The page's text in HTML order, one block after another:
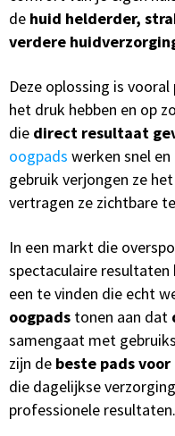
de huid helderder,
verdere
Deze oplossing is
het druk hebben en op
die direct resultaat
oogpads werken snel
gebruik verjongen ze
vertragen ze zichtbare
In een markt die
spectaculaire resultaten
een te vinden die echt
oogpads tonen aan dat
samengaat met
zijn de beste pads
die dagelijkse
professionele resultaten.